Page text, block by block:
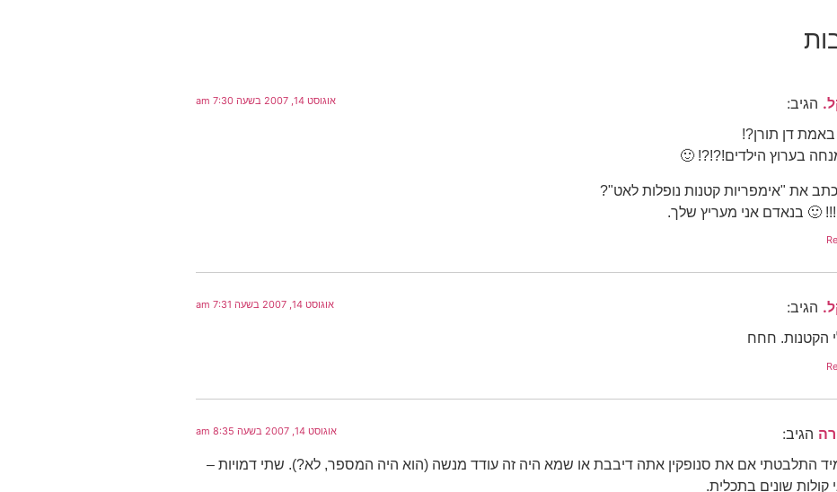
הגיב: אוגוסט 14, 2007 בשעה 7:30 am
באמת דן תורן?!
בערוץ הילדים!?!?! 🙂
את "אימפריות קטנות נופלות לאט"?
🙂 בנאדם אני מעריץ שלך.
הגיב: אוגוסט 14, 2007 בשעה 7:31 am
הקטנות. חחח
הגיב: אוגוסט 14, 2007 בשעה 8:35 am
התלבטתי אם את סנופקין אתה דיבבת או שמא היה זה עודד מנשה (הוא היה המספר, לא?). שתי דמויות –
קולות שונים בתכלית.